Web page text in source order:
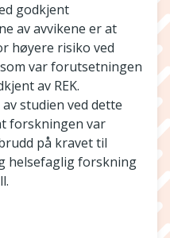
godkjent
av avvikene er at
høyere risiko ved
var forutsetningen
av REK.
studien ved dette
forskningen var
på kravet til
helsefaglig forskning